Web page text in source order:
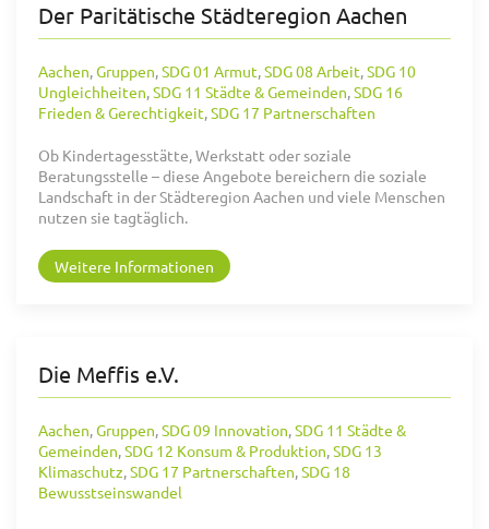
Der Paritätische Städteregion Aachen
Aachen,Gruppen,SDG 01 Armut,SDG 08 Arbeit,SDG 10
Ungleichheiten,SDG 11 Städte & Gemeinden,SDG 16
Frieden & Gerechtigkeit,SDG 17 Partnerschaften
Ob Kindertagesstätte, Werkstatt oder soziale
Beratungsstelle – diese Angebote bereichern die soziale
Landschaft in der Städteregion Aachen und viele Menschen
nutzen sie tagtäglich.
Weitere Informationen
Die Meffis e.V.
Aachen,Gruppen,SDG 09 Innovation,SDG 11 Städte &
Gemeinden,SDG 12 Konsum & Produktion,SDG 13
Klimaschutz,SDG 17 Partnerschaften,SDG 18
Bewusstseinswandel